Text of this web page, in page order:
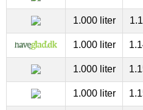
1.000 liter
1.000 liter
1.000 liter
1.000 liter